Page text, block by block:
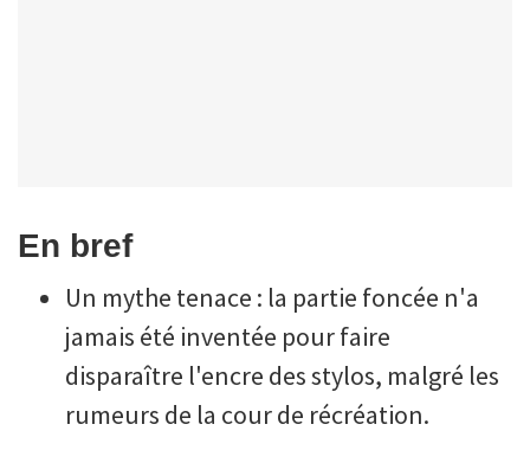
En bref
Un mythe tenace : la partie foncée n'a
jamais été inventée pour faire
disparaître l'encre des stylos, malgré les
rumeurs de la cour de récréation.